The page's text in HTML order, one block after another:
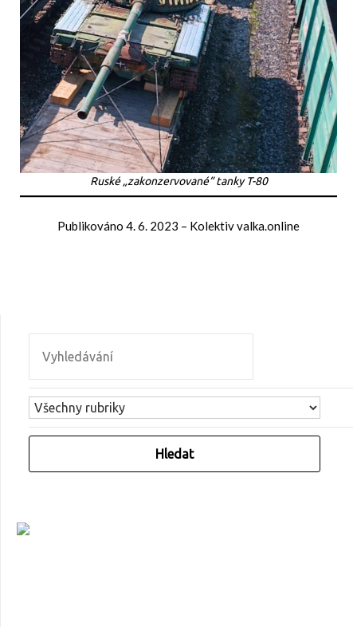
Ruské „zakonzervované“ tanky T-80
Publikováno 4. 6. 2023 – Kolektiv valka.online